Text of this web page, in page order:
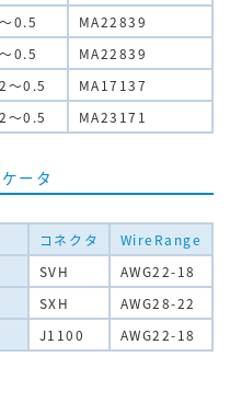
0.5
MA22839
0.5
MA22839
～0.5
MA17137
～0.5 MA23171
ータ
コネクタ
WireRange
SVH
AWG22-18
SXH
AWG28-22
J1100 AWG22-18